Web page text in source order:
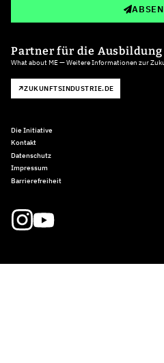
Partner für die Ausbildung
What about ME — Weitere Informationen zur
ZUKUNFTSINDUSTRIE.DE
Die Initiative
Kontakt
Datenschutz
Impressum
Barrierefreiheit